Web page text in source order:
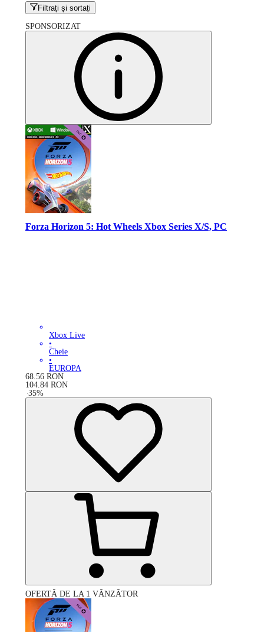
Filtrați și sortați
SPONSORIZAT
Forza Horizon 5: Hot Wheels Xbox Series X/S, PC
Xbox Live
•
Cheie
•
EUROPA
68.56 RON
104.84 RON
-35%
OFERTĂ DE LA 1 VÂNZĂTOR